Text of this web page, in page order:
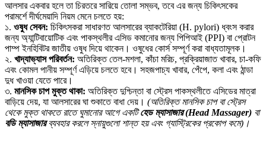
আলসার একবার হলে তা চিরতরে সারিয়ে তোলা সম্ভব, তবে এর জন্য চিকিৎসকের
পরামর্শে দীর্ঘমেয়াদি নিয়ম মেনে চলতে হয়:
১. ওষুধ সেবন: চিকিৎসকরা সাধারণত আলসারের ব্যাকটেরিয়া (H. pylori) ধ্বংস করার
জন্য অ্যান্টিবায়োটিক এবং পাকস্থলীর এসিড কমানোর জন্য পিপিআই (PPI) বা প্রোটন
পাম্প ইনহিবিটর জাতীয় ওষুধ দিয়ে থাকেন। ওষুধের কোর্স সম্পূর্ণ করা বাধ্যতামূলক।
২. খাদ্যাভ্যাস পরিবর্তন: অতিরিক্ত তেল-মশলা, কাঁচা মরিচ, প্রক্রিয়াজাত খাবার, চা-কফি
এবং কোমল পানীয় সম্পূর্ণ এড়িয়ে চলতে হবে। সহজপাচ্য খাবার, পেঁপে, কলা এবং ঠান্ডা
দুধ খাওয়া যেতে পারে।
৩. মানসিক চাপ মুক্ত থাকা: অতিরিক্ত দুশ্চিন্তা বা স্ট্রেস পাকস্থলীতে এসিডের মাত্রা
বাড়িয়ে দেয়, যা আলসারের ঘা শুকাতে বাধা দেয়। (অতিরিক্ত মানসিক চাপ বা স্ট্রেস
থেকে মুক্ত থাকতে রাতে ঘুমানোর আগে একটিহেড ম্যাসাজার (Head Massager) বা
বডি ম্যাসাজারব্যবহার করলে স্নায়ুগুলো শান্ত হয় এবং গ্যাস্ট্রিকের প্রকোপ কমে)।